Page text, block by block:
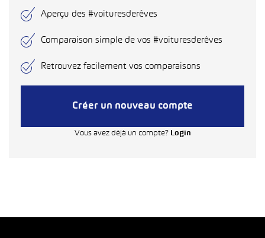
Aperçu des #voituresderêves
Comparaison simple de vos #voituresderêves
Retrouvez facilement vos comparaisons
Créer un nouveau compte
Vous avez déjà un compte?Login